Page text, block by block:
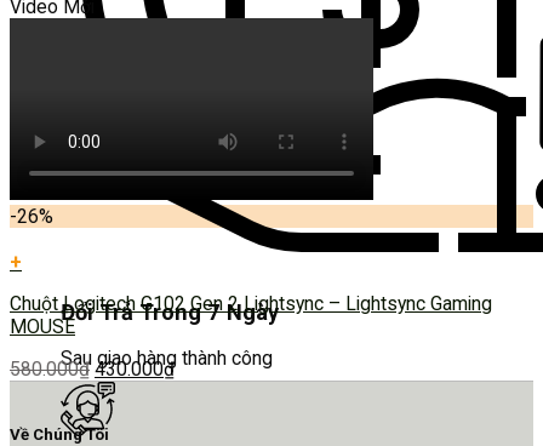
Đổi Trả Trong 7 Ngày
Sau giao hàng thành công
Video Mới
-26%
+
Chuột Logitech G102 Gen 2 Lightsync – Lightsync Gaming
MOUSE
580.000₫ 430.000₫
Về Chúng Tôi